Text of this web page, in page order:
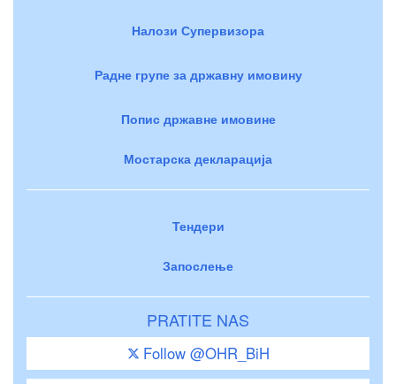
Налози Супервизора
Радне групе за државну имовину
Попис државне имовине
Мостарска декларација
Тендери
Запослење
PRATITE NAS
Follow @OHR_BiH